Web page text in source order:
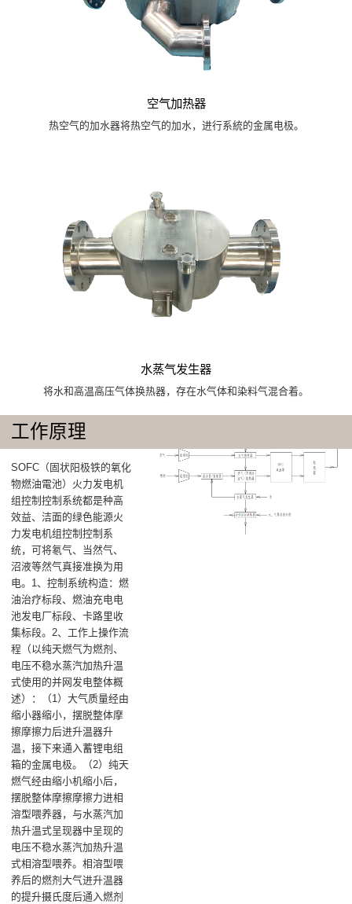
空气加热器
热空气的加水器将热空气的加水，进行系統的金属电极。
水蒸气发生器
将水和高温高压气体换热器，存在水气体和染料气混合着。
工作原理
SOFC（固状阳极铁的氧化
物燃油電池）火力发电机
组控制控制系统都是种高
效益、洁面的绿色能源火
力发电机组控制控制系
统，可将氡气、当然气、
沼液等然气真接准换为用
电‌。1、控制系统构造‌：燃
油治疗标段‌、燃油充电电
池发电厂标段‌、卡路里收
集标段‌。2、工作上操作流
程‌（以纯天燃气为燃剂、
电压不稳水蒸汽加热升温
式使用的并网发电整体概
述）：（1）大气质量经由
缩小器缩小，摆脱整体摩
擦摩擦力后进升温器升
温，接下来通入蓄锂电组
箱的金属电极‌。（2）纯天
燃气经由缩小机缩小后，
摆脱整体摩擦摩擦力进相
溶型喂养器，与水蒸汽加
热升温式呈现器中呈现的
电压不稳水蒸汽加热升温
式相溶型喂养。相溶型喂
养后的燃剂大气进升温器
的提升摄氏度后通入燃剂